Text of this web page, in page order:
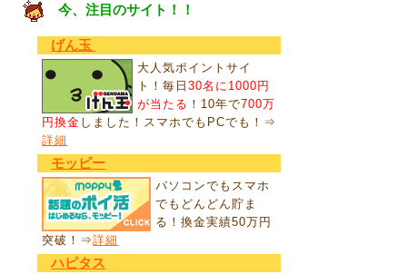
今、注目のサイト！！
げん玉
大人気ポイントサイ
ト！毎日30名に1000円
が当たる ！10年で700万
円換金 しました！スマホでもPCでも！⇒
詳細
モッピー
パソコンでもスマホ
でもどんどん貯ま
る！換金実績50万円
突破！⇒詳細
ハピタス